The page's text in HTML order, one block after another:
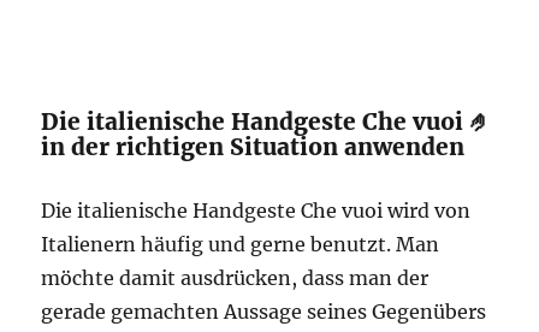
Die italienische Handgeste Che vuoi 🤌
in der richtigen Situation anwenden
Die italienische Handgeste Che vuoi wird von
Italienern häufig und gerne benutzt. Man
möchte damit ausdrücken, dass man der
gerade gemachten Aussage seines Gegenübers